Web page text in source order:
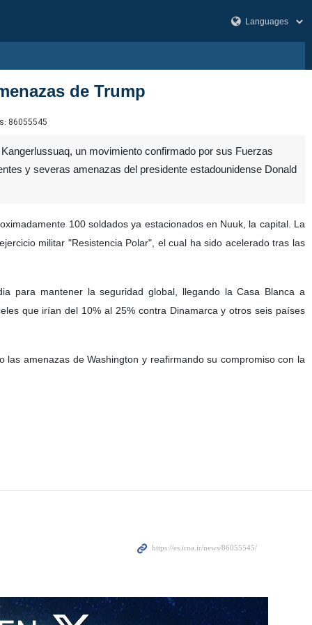
de Trump
86055545
un movimiento confirmado por sus Fuerzas
y severas amenazas del presidente estadounidense Donald
100 soldados ya estacionados en Nuuk, la capital. La
militar "Resistencia Polar", el cual ha sido acelerado tras las
para mantener la seguridad global, llegando la Casa Blanca a
que irían del 10% al 25% contra Dinamarca y otros seis países
amenazas de Washington y reafirmando su compromiso con la